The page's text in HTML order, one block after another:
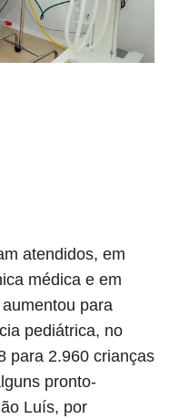
atendidos, em
médica e em
para
pediátrica, no
para 2.960 crianças
pronto-
Luís, por